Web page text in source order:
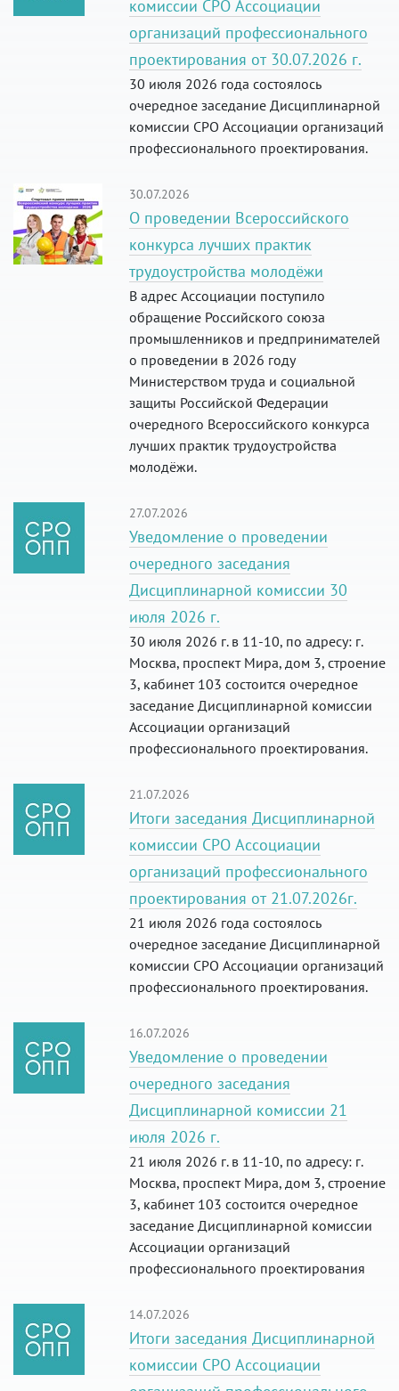
комиссии СРО Ассоциации
организаций профессионального
проектирования от 30.07.2026 г.
30 июля 2026 года состоялось
очередное заседание Дисциплинарной
комиссии СРО Ассоциации организаций
профессионального проектирования.
30.07.2026
О проведении Всероссийского
конкурса лучших практик
трудоустройства молодёжи
В адрес Ассоциации поступило
обращение Российского союза
промышленников и предпринимателей
о проведении в 2026 году
Министерством труда и социальной
защиты Российской Федерации
очередного Всероссийского конкурса
лучших практик трудоустройства
молодёжи.
27.07.2026
Уведомление о проведении
очередного заседания
Дисциплинарной комиссии 30
июля 2026 г.
30 июля 2026 г. в 11-10, по адресу: г.
Москва, проспект Мира, дом 3, строение
3, кабинет 103 состоится очередное
заседание Дисциплинарной комиссии
Ассоциации организаций
профессионального проектирования.
21.07.2026
Итоги заседания Дисциплинарной
комиссии СРО Ассоциации
организаций профессионального
проектирования от 21.07.2026г.
21 июля 2026 года состоялось
очередное заседание Дисциплинарной
комиссии СРО Ассоциации организаций
профессионального проектирования.
16.07.2026
Уведомление о проведении
очередного заседания
Дисциплинарной комиссии 21
июля 2026 г.
21 июля 2026 г. в 11-10, по адресу: г.
Москва, проспект Мира, дом 3, строение
3, кабинет 103 состоится очередное
заседание Дисциплинарной комиссии
Ассоциации организаций
профессионального проектирования
14.07.2026
Итоги заседания Дисциплинарной
комиссии СРО Ассоциации